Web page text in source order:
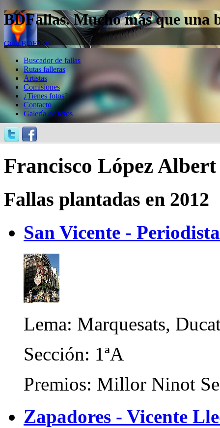
BDFallas. Mucho más que una
Guía BDFallas
Buscador de fallas
Rutas falleras
Artistas
Comisiones
¿Tienes fotos?
Contacto
Galería de fotos
Francisco López Albert
Fallas plantadas en 2012
San Vicente -
Lema: Marquesats,
Sección: 1ªA
Premios: Millor Ninot
Zapadores - Vicente